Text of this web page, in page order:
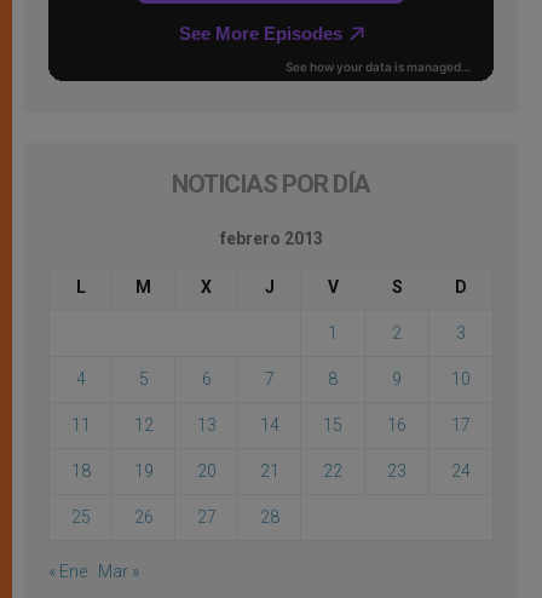
NOTICIAS POR DÍA
febrero 2013
L M X J V S D
1 2 3
4 5 6 7 8 9 10
11 12 13 14 15 16 17
18 19 20 21 22 23 24
25 26 27 28
« Ene Mar »